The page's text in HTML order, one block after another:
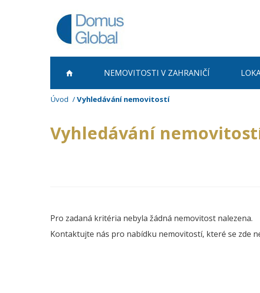
NEMOVITOSTI V ZAHRANIČÍ
Úvod Vyhledávání nemovitostí
Vyhledávání
Pro zadaná kritéria nebyla žádná nemovitost nalezena.
Kontaktujte nás pro nabídku nemovitostí, které se zde